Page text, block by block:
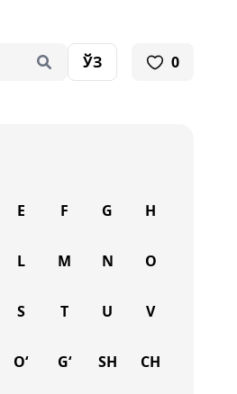
ЎЗ 0
E F G H
L M N O
S T U V
O‘ G‘ SH CH